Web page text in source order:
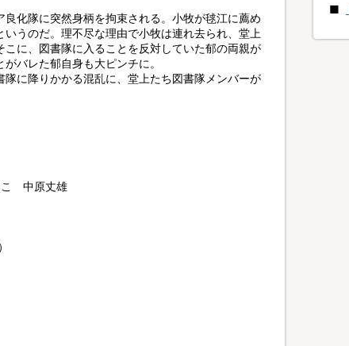
化隊に突然身柄を拘束される。小牧が毬江に薦め
うのだ。理不尽な理由で小牧は連れ去られ、堂上
に、図書隊に入ることを反対していた郁の両親が
バレた郁自身も大ピンチに。
に降りかかる混乱に、堂上たち図書隊メンバーが
こ 中原丈雄